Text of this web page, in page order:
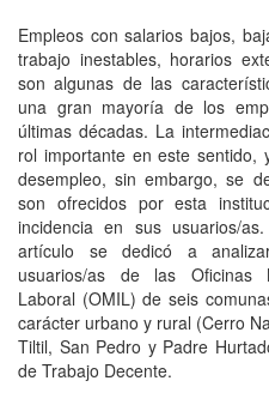
Empleos con salarios bajos,
trabajo inestables, horarios
son algunas de las
una gran mayoría de los
últimas décadas. La
rol importante en este
desempleo, sin embargo, se
son ofrecidos por esta
incidencia en sus usuarios/
artículo se dedicó a
usuarios/as de las Oficinas
Laboral (OMIL) de seis
carácter urbano y rural (Cerro
Tiltil, San Pedro y Padre
de Trabajo Decente.